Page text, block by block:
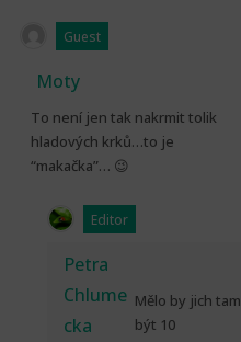
Guest
Moty
To není jen tak nakrmit tolik
hladových krků…to je
“makačka”… 😉
Editor
Petra
Chlume
cka
Mělo by jich tam
být 10